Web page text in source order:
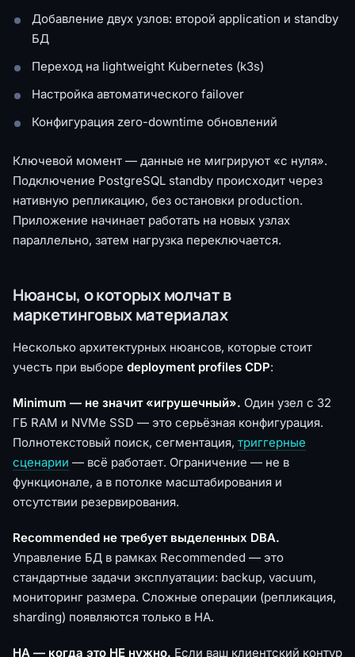
Добавление двух узлов: второй application и standby
БД
Переход на lightweight Kubernetes (k3s)
Настройка автоматического failover
Конфигурация zero-downtime обновлений
Ключевой момент — данные не мигрируют «с нуля».
Подключение PostgreSQL standby происходит через
нативную репликацию, без остановки production.
Приложение начинает работать на новых узлах
параллельно, затем нагрузка переключается.
Нюансы, о которых молчат в
маркетинговых материалах
Несколько архитектурных нюансов, которые стоит
учесть при выборе deployment profiles CDP:
Minimum — не значит «игрушечный». Один узел с 32
ГБ RAM и NVMe SSD — это серьёзная конфигурация.
Полнотекстовый поиск, сегментация, триггерные
сценарии — всё работает. Ограничение — не в
функционале, а в потолке масштабирования и
отсутствии резервирования.
Recommended не требует выделенных DBA.
Управление БД в рамках Recommended — это
стандартные задачи эксплуатации: backup, vacuum,
мониторинг размера. Сложные операции (репликация,
sharding) появляются только в HA.
HA — когда это НЕ нужно. Если ваш клиентский контур